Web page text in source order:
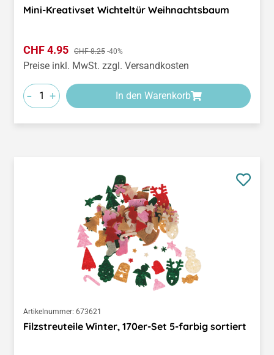
Mini-Kreativset Wichteltür Weihnachtsbaum
Verkaufspreis:
CHF 4.95 Regulärer Preis:
CHF 8.25 -40%
Preise inkl. MwSt. zzgl. Versandkosten
- + In den Warenkorb
Artikelnummer: 673621
Filzstreuteile Winter, 170er-Set 5-farbig sortiert